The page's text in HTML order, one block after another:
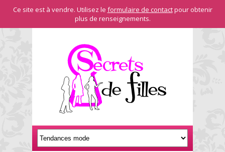
Ce site est à vendre. Utilisez le formulaire de contactpour obtenir
plus de renseignements.